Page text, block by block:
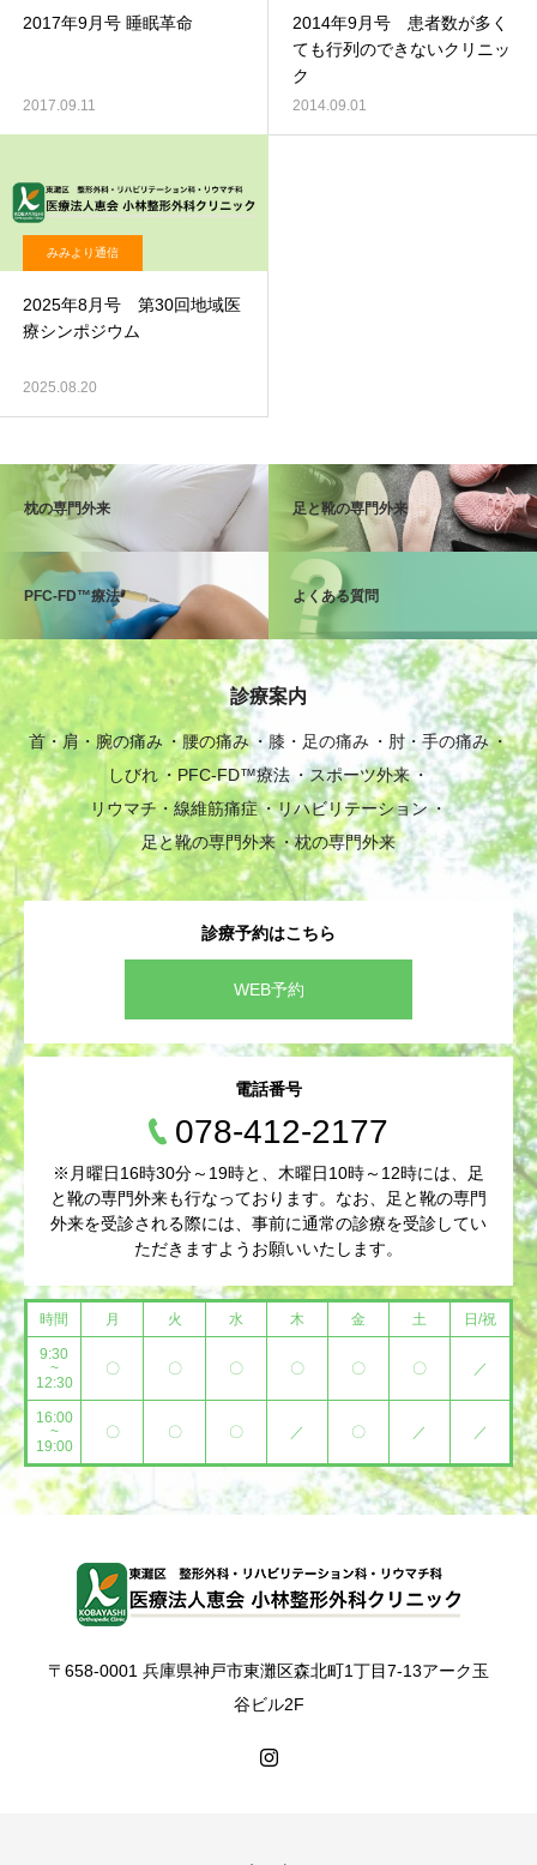
2017年9月号 睡眠革命
2017.09.11
2014年9月号 患者数が多く
ても行列のできないクリニッ
ク
2014.09.01
みみより通信
2025年8月号 第30回地域医
療シンポジウム
2025.08.20
枕の専門外来 足と靴の専門外来
PFC-FD™療法 よくある質問
診療案内
首・肩・腕の痛み 腰の痛み 膝・足の痛み
肘・手の痛み
しびれ
PFC-FD™療法
スポーツ外来
リウマチ・線維筋痛症
リハビリテーション
足と靴の専門外来
枕の専門外来
診療予約はこちら
WEB予約
電話番号
078-412-2177
※月曜日16時30分～19時と、木曜日10時～12時には、足
と靴の専門外来も行なっております。なお、足と靴の専門
外来を受診される際には、事前に通常の診療を受診してい
ただきますようお願いいたします。
時間 月 火 水 木 金 土 日/祝
9:30
~
12:30
〇 〇 〇 〇 〇 〇 ／
16:00
~
19:00
〇 〇 〇 ／ 〇 ／ ／
〒658-0001 兵庫県神戸市東灘区森北町1丁目7-13アーク玉
谷ビル2F